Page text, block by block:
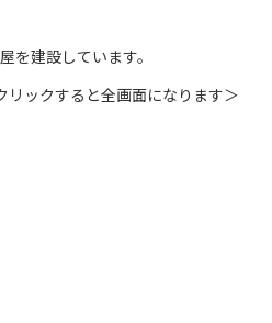
を建設しています。
ックすると全画面になります＞